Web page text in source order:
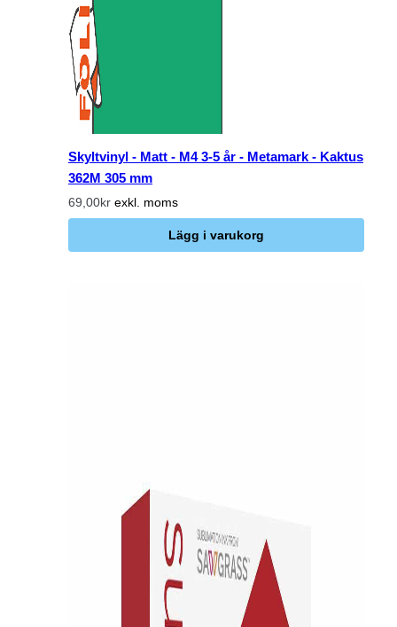
Skyltvinyl - Matt - M4 3-5 år - Metamark - Kaktus
362M 305 mm
69,00kr exkl. moms
Lägg i varukorg